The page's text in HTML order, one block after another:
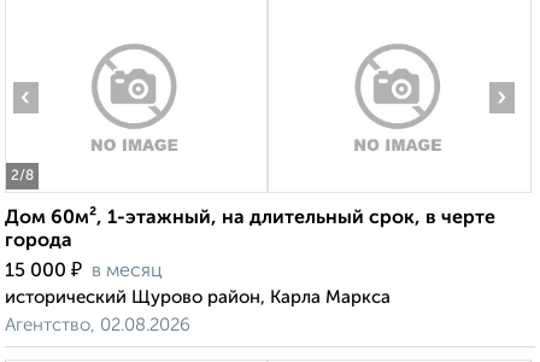
2/8
‹ ›
Дом 60м², 1-этажный, на длительный срок, в черте
города
15 000 ₽ в месяц
исторический Щурово район, Карла Маркса
Агентство, 02.08.2026